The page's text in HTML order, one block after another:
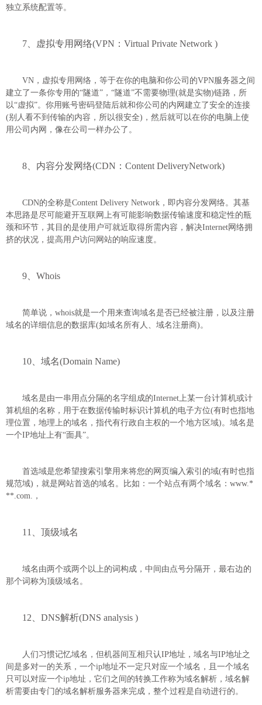
独立系统配置等。
7、虚拟专用网络(VPN：Virtual Private Network )
VN，虚拟专用网络，等于在你的电脑和你公司的VPN服务器之间
建立了一条你专用的“隧道”，“隧道”不需要物理(就是实物)链路，所
以“虚拟”。你用账号密码登陆后就和你公司的内网建立了安全的连接
(别人看不到传输的内容，所以很安全)，然后就可以在你的电脑上使
用公司内网，像在公司一样办公了。
8、内容分发网络(CDN：Content DeliveryNetwork)
CDN的全称是Content Delivery Network，即内容分发网络。其基
本思路是尽可能避开互联网上有可能影响数据传输速度和稳定性的瓶
颈和环节，其目的是使用户可就近取得所需内容，解决Internet网络拥
挤的状况，提高用户访问网站的响应速度。
9、Whois
简单说，whois就是一个用来查询域名是否已经被注册，以及注册
域名的详细信息的数据库(如域名所有人、域名注册商)。
10、域名(Domain Name)
域名是由一串用点分隔的名字组成的Internet上某一台计算机或计
算机组的名称，用于在数据传输时标识计算机的电子方位(有时也指地
理位置，地理上的域名，指代有行政自主权的一个地方区域)。域名是
一个IP地址上有“面具”。
首选域是您希望搜索引擎用来将您的网页编入索引的域(有时也指
规范域)，就是网站首选的域名。比如：一个站点有两个域名：www.*
**.com.，
11、顶级域名
域名由两个或两个以上的词构成，中间由点号分隔开，最右边的
那个词称为顶级域名。
12、DNS解析(DNS analysis )
人们习惯记忆域名，但机器间互相只认IP地址，域名与IP地址之
间是多对一的关系，一个ip地址不一定只对应一个域名，且一个域名
只可以对应一个ip地址，它们之间的转换工作称为域名解析，域名解
析需要由专门的域名解析服务器来完成，整个过程是自动进行的。